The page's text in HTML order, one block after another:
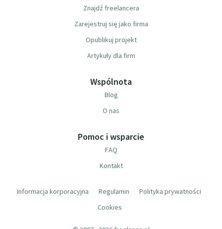
Znajdź freelancera
Zarejestruj się jako firma
Opublikuj projekt
Artykuły dla firm
Wspólnota
Blog
O nas
Pomoc i wsparcie
FAQ
Kontakt
Informacja korporacyjna Regulamin
Polityka prywatności
Cookies